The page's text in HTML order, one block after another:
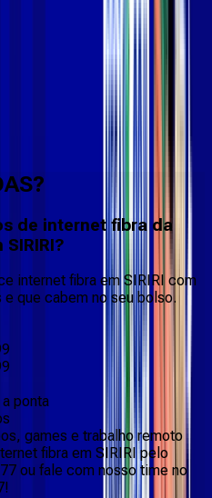
de internet fibra da
internet fibra em SIRIRI com
que cabem no seu bolso.
ponta
games e trabalho remoto
fibra em SIRIRI pelo
ou fale com nosso time no